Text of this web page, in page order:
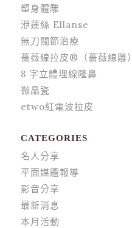
塑身體雕
洢蓮絲 Ellanse
無刀關節治療
薔薇線拉皮®（薔薇線雕）
8 字立體埋線隆鼻
微晶瓷
etwo紅電波拉皮
CATEGORIES
名人分享
平面媒體報導
影音分享
最新消息
本月活動